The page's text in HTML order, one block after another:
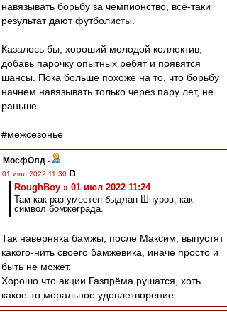
навязывать борьбу за чемпионство, всё-таки
результат дают футболисты.
Казалось бы, хороший молодой коллектив,
добавь парочку опытных ребят и появятся
шансы. Пока больше похоже на то, что борьбу
начнем навязывать только через пару лет, не
раньше...
#межсезонье
МосфОлд -
01 июл 2022 11:30
RoughBoy » 01 июл 2022 11:24
Там как раз уместен быдлан Шнуров, как
символ бомжеграда.
Так наверняка бамжы, после Максим, выпустят
какого-нить своего бамжевика, иначе просто и
быть не может.
Хорошо что акции Газпрёма рушатся, хоть
какое-то моральное удовлетворение...